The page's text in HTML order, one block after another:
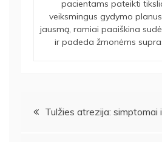
pacientams pateikti
veiksmingus gydymo
jausmą, ramiai paaiškina
ir padeda žmonėms
Navigacija
Tulžies atrezija: simptomai